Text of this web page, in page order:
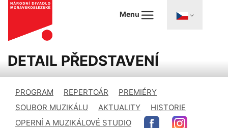
Menu
DETAIL PŘEDSTAVENÍ
PROGRAM REPERTOÁR
PREMIÉRY
SOUBOR MUZIKÁLU
AKTUALITY
HISTORIE
OPERNÍ A MUZIKÁLOVÉ STUDIO